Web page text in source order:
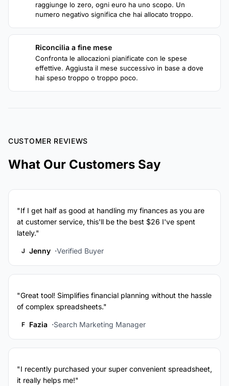
raggiunge lo zero, ogni euro ha uno scopo. Un
numero negativo significa che hai allocato troppo.
Riconcilia a fine mese
Confronta le allocazioni pianificate con le spese
effettive. Aggiusta il mese successivo in base a dove
hai speso troppo o troppo poco.
CUSTOMER REVIEWS
What Our Customers Say
"If I get half as good at handling my finances as you are
at customer service, this'll be the best $26 I've spent
lately."
J Jenny Verified Buyer
"Great tool! Simplifies financial planning without the hassle
of complex spreadsheets."
F Fazia Search Marketing Manager
"I recently purchased your super convenient spreadsheet,
it really helps me!"